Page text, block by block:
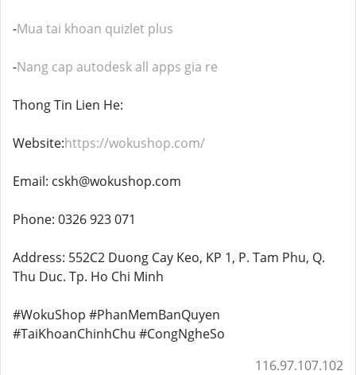
-Mua tai khoan quizlet plus
-Nang cap autodesk all apps gia re
Thong Tin Lien He:
Website:https://wokushop.com/
Email: cskh@wokushop.com
Phone: 0326 923 071
Address: 552C2 Duong Cay Keo, KP 1, P. Tam Phu, Q.
Thu Duc. Tp. Ho Chi Minh
#WokuShop #PhanMemBanQuyen
#TaiKhoanChinhChu #CongNgheSo
116.97.107.102